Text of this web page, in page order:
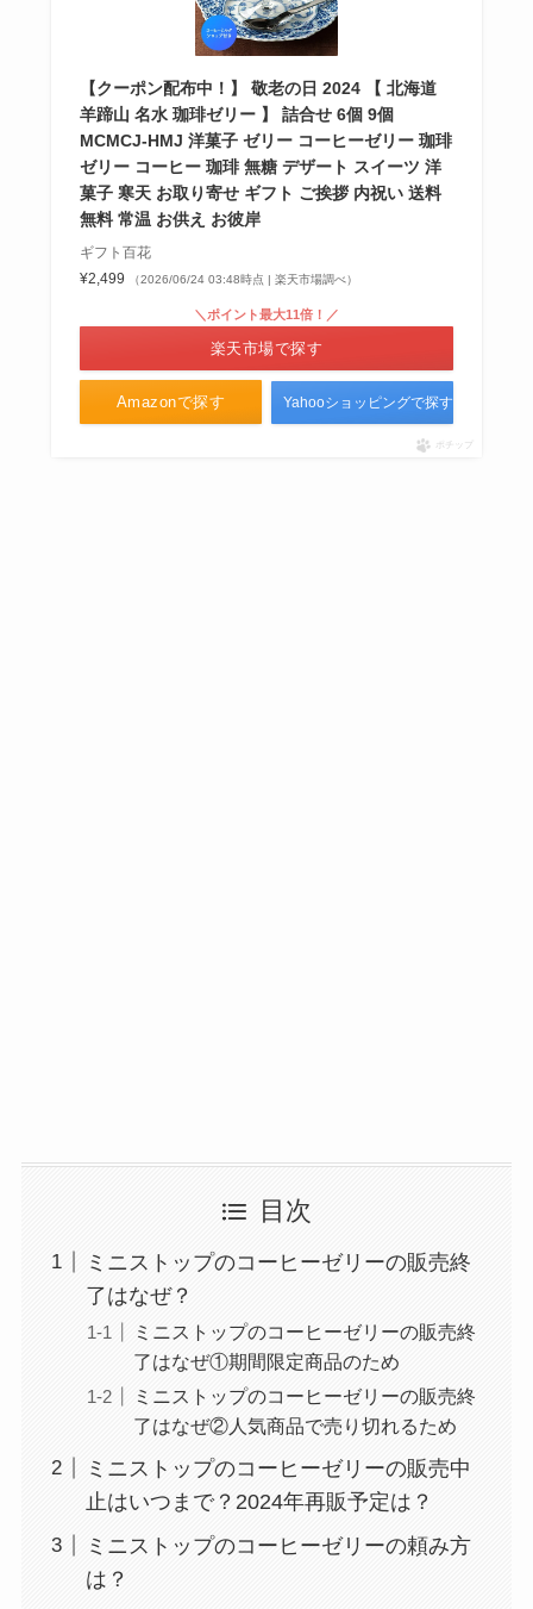
【クーポン配布中！】 敬老の日 2024 【 北海道
羊蹄山 名水 珈琲ゼリー 】 詰合せ 6個 9個
MCMCJ-HMJ 洋菓子 ゼリー コーヒーゼリー 珈琲
ゼリー コーヒー 珈琲 無糖 デザート スイーツ 洋
菓子 寒天 お取り寄せ ギフト ご挨拶 内祝い 送料
無料 常温 お供え お彼岸
ギフト百花
¥2,499
（2026/06/24 03:48時点 | 楽天市場調べ）
Amazonで探す
＼ポイント最大11倍！／
楽天市場で探す
Yahooショッピングで探す
ポチップ
目次
ミニストップのコーヒーゼリーの販売終
了はなぜ？
ミニストップのコーヒーゼリーの販売終
了はなぜ①期間限定商品のため
ミニストップのコーヒーゼリーの販売終
了はなぜ②人気商品で売り切れるため
ミニストップのコーヒーゼリーの販売中
止はいつまで？2024年再販予定は？
ミニストップのコーヒーゼリーの頼み方
は？